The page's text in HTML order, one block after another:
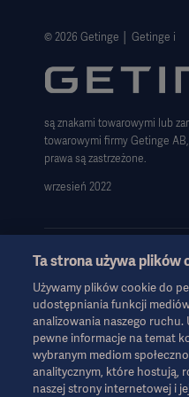
Polityka prywatności
Zastrzeżenie dotyczące
Informacja o plikach cookie
Deklaracja zgodności z
Strategia podatkowa 2023
© 2026 Getinge │ Getinge i
są znakami towarowymi lub
towarowymi firmy Getinge
prawa są zastrzeżone.
wrzesień 2022
Informacje te są przeznaczone
zdrowia lub innych
wyłącznie informacyjny, nie
ich traktować jako
serwisowej lub porady
odpowiedzialności za
Ta strona używa plików
Używamy plików cookie do
udostępniania funkcji
analizowania naszego
pewne informacje na temat
wybranym mediom
analitycznym, które hostują,
naszej strony internetowej i